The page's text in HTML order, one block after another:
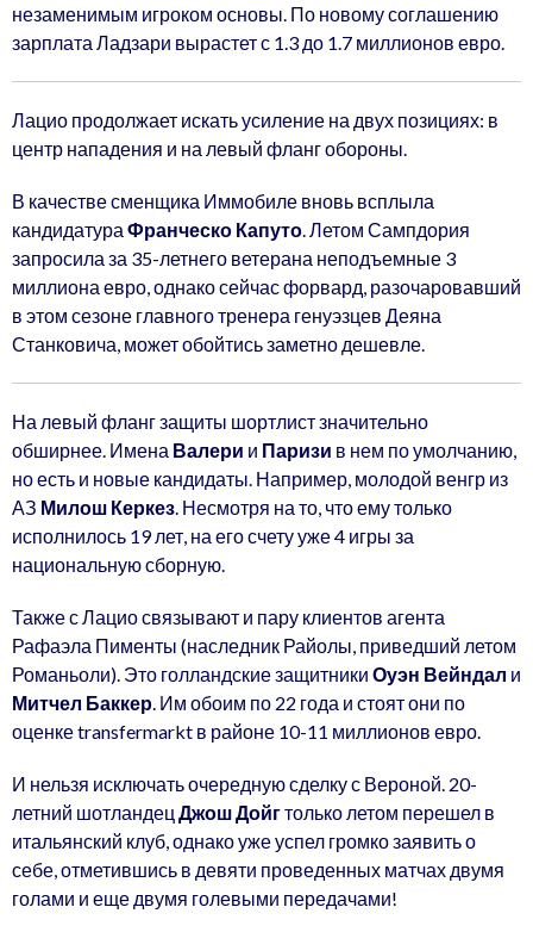
незаменимым игроком основы. По новому соглашению
зарплата Ладзари вырастет с 1.3 до 1.7 миллионов евро.
Лацио продолжает искать усиление на двух позициях: в
центр нападения и на левый фланг обороны.
В качестве сменщика Иммобиле вновь всплыла
кандидатура Франческо Капуто . Летом Сампдория
запросила за 35-летнего ветерана неподъемные 3
миллиона евро, однако сейчас форвард, разочаровавший
в этом сезоне главного тренера генуэзцев Деяна
Станковича, может обойтись заметно дешевле.
На левый фланг защиты шортлист значительно
обширнее. Имена Валери и Паризи в нем по умолчанию,
но есть и новые кандидаты. Например, молодой венгр из
АЗ Милош Керкез . Несмотря на то, что ему только
исполнилось 19 лет, на его счету уже 4 игры за
национальную сборную.
Также с Лацио связывают и пару клиентов агента
Рафаэла Пименты (наследник Райолы, приведший летом
Романьоли). Это голландские защитники Оуэн Вейндал и
Митчел Баккер . Им обоим по 22 года и стоят они по
оценке transfermarkt в районе 10-11 миллионов евро.
И нельзя исключать очередную сделку с Вероной. 20-
летний шотландец Джош Дойгтолько летом перешел в
итальянский клуб, однако уже успел громко заявить о
себе, отметившись в девяти проведенных матчах двумя
голами и еще двумя голевыми передачами!